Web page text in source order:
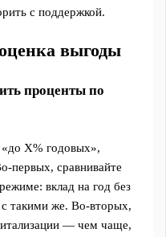
с поддержкой.
выгоды
проценты по
«до X% годовых»,
сравнивайте
вклад на год без
с такими же. Во‑вторых,
— чем чаще,